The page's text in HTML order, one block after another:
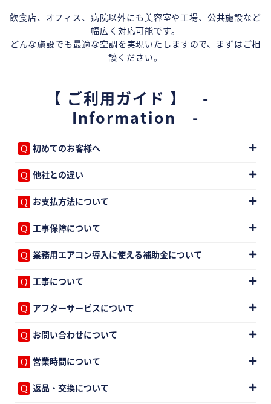
飲食店、オフィス、病院以外にも美容室や工場、公共施設など
幅広く対応可能です。
どんな施設でも最適な空調を実現いたしますので、まずはご相
談ください。
【 ご利用ガイド 】 -
Information -
初めてのお客様へ
他社との違い
お支払方法について
工事保障について
業務用エアコン導入に使える補助金について
工事について
アフターサービスについて
お問い合わせについて
営業時間について
返品・交換について